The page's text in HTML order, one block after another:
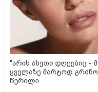
"არის ასეთი დღეებიც -
ყველაზე მარტოდ
წერილი